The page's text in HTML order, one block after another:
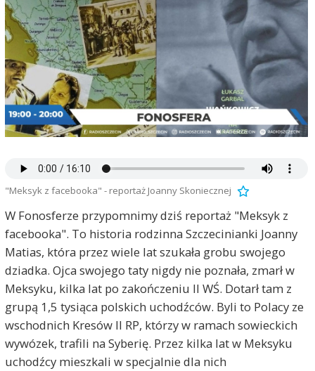
"Meksyk z facebooka" - reportaż Joanny Skoniecznej
W Fonosferze przypomnimy dziś reportaż "Meksyk z
facebooka". To historia rodzinna Szczecinianki Joanny
Matias, która przez wiele lat szukała grobu swojego
dziadka. Ojca swojego taty nigdy nie poznała, zmarł w
Meksyku, kilka lat po zakończeniu II WŚ. Dotarł tam z
grupą 1,5 tysiąca polskich uchodźców. Byli to Polacy ze
wschodnich Kresów II RP, którzy w ramach sowieckich
wywózek, trafili na Syberię. Przez kilka lat w Meksyku
uchodźcy mieszkali w specjalnie dla nich